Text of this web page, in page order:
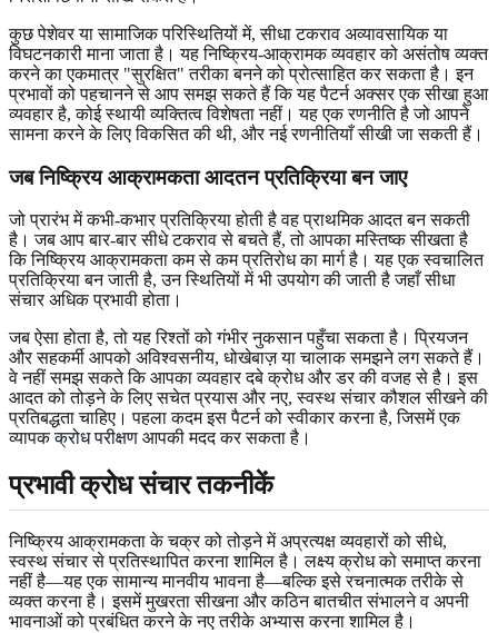
कुछ पेशेवर या सामाजिक परिस्थितियों में, सीधा टकराव अव्यावसायिक या
विघटनकारी माना जाता है। यह निष्क्रिय-आक्रामक व्यवहार को असंतोष व्यक्त
करने का एकमात्र "सुरक्षित" तरीका बनने को प्रोत्साहित कर सकता है। इन
प्रभावों को पहचानने से आप समझ सकते हैं कि यह पैटर्न अक्सर एक सीखा हुआ
व्यवहार है, कोई स्थायी व्यक्तित्व विशेषता नहीं। यह एक रणनीति है जो आपने
सामना करने के लिए विकसित की थी, और नई रणनीतियाँ सीखी जा सकती हैं।
जब निष्क्रिय आक्रामकता आदतन प्रतिक्रिया बन जाए
जो प्रारंभ में कभी-कभार प्रतिक्रिया होती है वह प्राथमिक आदत बन सकती
है। जब आप बार-बार सीधे टकराव से बचते हैं, तो आपका मस्तिष्क सीखता है
कि निष्क्रिय आक्रामकता कम से कम प्रतिरोध का मार्ग है। यह एक स्वचालित
प्रतिक्रिया बन जाती है, उन स्थितियों में भी उपयोग की जाती है जहाँ सीधा
संचार अधिक प्रभावी होता।
जब ऐसा होता है, तो यह रिश्तों को गंभीर नुकसान पहुँचा सकता है। प्रियजन
और सहकर्मी आपको अविश्वसनीय, धोखेबाज़ या चालाक समझने लग सकते हैं।
वे नहीं समझ सकते कि आपका व्यवहार दबे क्रोध और डर की वजह से है। इस
आदत को तोड़ने के लिए सचेत प्रयास और नए, स्वस्थ संचार कौशल सीखने की
प्रतिबद्धता चाहिए। पहला कदम इस पैटर्न को स्वीकार करना है, जिसमें एक
व्यापकक्रोध परीक्षण आपकी मदद कर सकता है।
प्रभावी क्रोध संचार तकनीकें
निष्क्रिय आक्रामकता के चक्र को तोड़ने में अप्रत्यक्ष व्यवहारों को सीधे,
स्वस्थ संचार से प्रतिस्थापित करना शामिल है। लक्ष्य क्रोध को समाप्त करना
नहीं है—यह एक सामान्य मानवीय भावना है—बल्कि इसे रचनात्मक तरीके से
व्यक्त करना है। इसमें मुखरता सीखना और कठिन बातचीत संभालने व अपनी
भावनाओं को प्रबंधित करने के नए तरीके अभ्यास करना शामिल है।